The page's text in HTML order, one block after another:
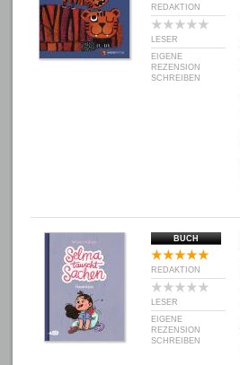
REDAKTION
LESER
EIGENE
REZENSION
SCHREIBEN
BUCH
REDAKTION
LESER
EIGENE
REZENSION
SCHREIBEN